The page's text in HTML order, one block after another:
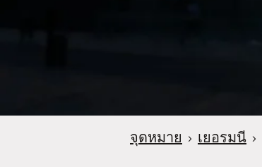
จุดหมาย › เยอรมนี ›